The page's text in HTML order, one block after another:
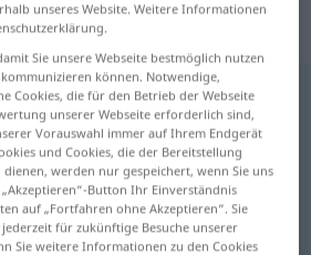
Zeitwort
anklicken/antippen)
anlita
unseres Website. Weitere Informationen
Sie unsere Webseite bestmöglich nutzen
können. Notwendige,
Cookies, die für den Betrieb der Webseite
unserer Webseite erforderlich sind,
Vorauswahl immer auf Ihrem Endgerät
und Cookies, die der Bereitstellung
werden nur gespeichert, wenn Sie uns
Button Ihr Einverständnis
auf „Fortfahren ohne Akzeptieren“. Sie
für zukünftige Besuche unserer
Sie weitere Informationen zu den Cookies